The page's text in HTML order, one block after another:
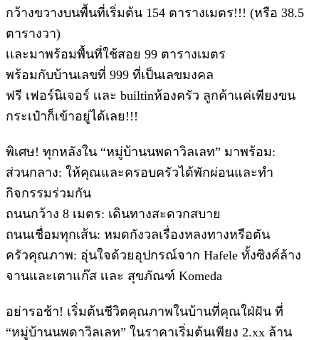
กว้างขวางบนพื้นที่เริ่มต้น 154 ตารางเมตร!!! (หรือ 38.5
ตารางวา)
เเละมาพร้อมพื้นที่ใช้สอย 99 ตารางเมตร
พร้อมกับบ้านเลขที่ 999 ที่เป็นเลขมงคล
ฟรี เฟอร์นิเจอร์ เเละ builtinห้องครัว ลูกค้าเเค่เพียงขน
กระเป๋าก็เข้าอยู่ได้เลย!!!
พิเศษ! ทุกหลังใน “หมู่บ้านนพดาวิลเลท” มาพร้อม:
ส่วนกลาง: ให้คุณและครอบครัวได้พักผ่อนและทำ
กิจกรรมร่วมกัน
ถนนกว้าง 8 เมตร: เดินทางสะดวกสบาย
ถนนเชื่อมทุกเส้น: หมดกังวลเรื่องหลงทางหรือตัน
ครัวคุณภาพ: อุ่นใจด้วยอุปกรณ์จาก Hafele ทั้งซิงค์ล้าง
จานและเตาแก๊ส เเละ สุขภัณฑ์ Komeda
อย่ารอช้า! เริ่มต้นชีวิตคุณภาพในบ้านที่คุณใฝ่ฝัน ที่
“หมู่บ้านนพดาวิลเลท” ในราคาเริ่มต้นเพียง 2.xx ล้าน